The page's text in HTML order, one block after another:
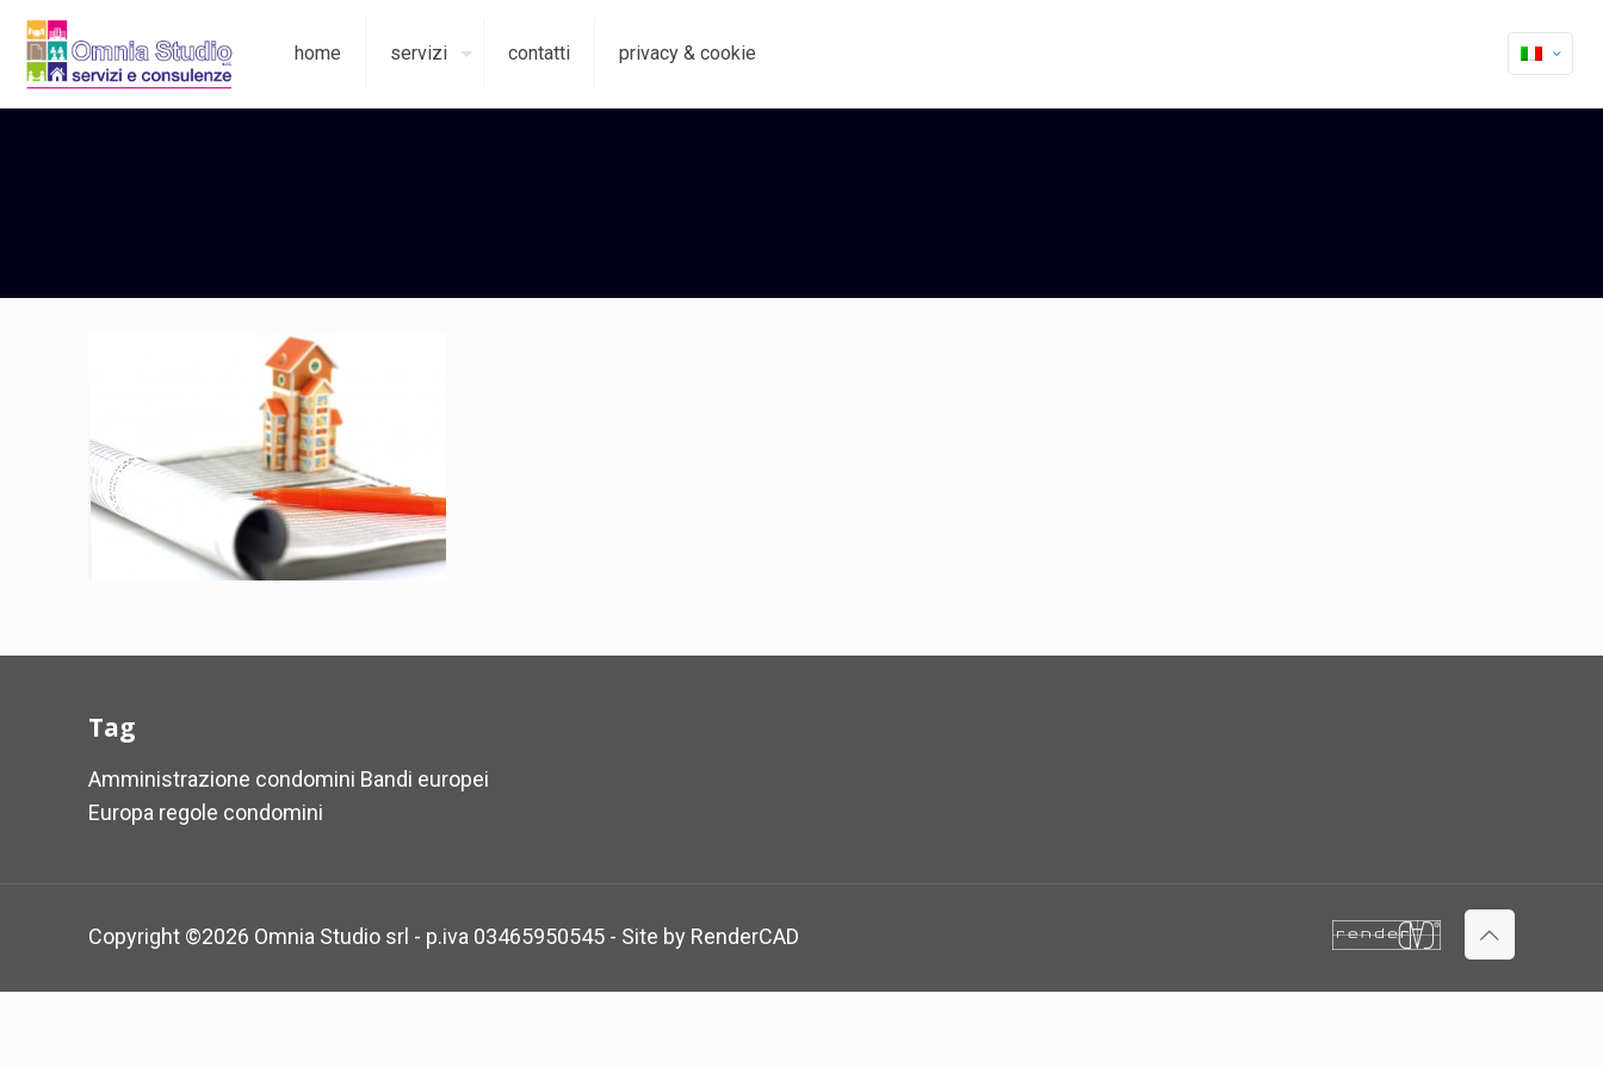
home servizi contatti privacy & cookie
Tag
Amministrazione condomini Bandi europei
Europa regole condomini
Copyright ©2026 Omnia Studio srl - p.iva 03465950545 - Site by RenderCAD